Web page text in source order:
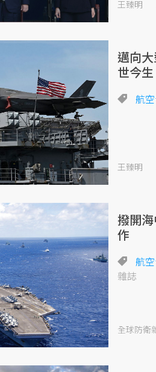
王臻明
邁向
世今生
航
王臻明
撥開
作
航
雜誌
全球防衛